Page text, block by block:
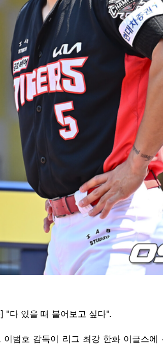
"다 있을 때 붙어보고 싶다".
이범호 감독이 리그 최강 한화 이글스에